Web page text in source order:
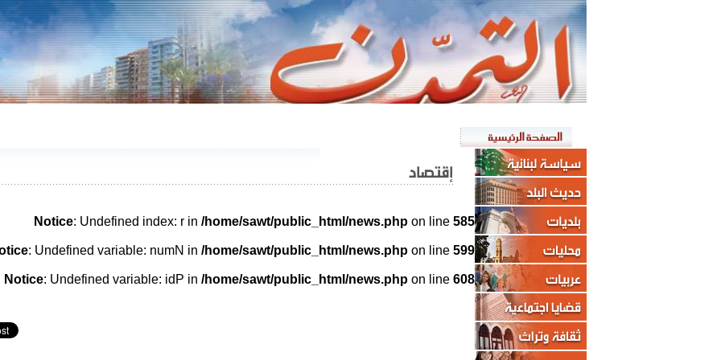
Notice: Undefined index: r in /home/sawt/public_html/news.php on line 585
: Undefined variable: numN in /home/sawt/public_html/news.php on line 599
Notice: Undefined variable: idP in /home/sawt/public_html/news.php on line 608